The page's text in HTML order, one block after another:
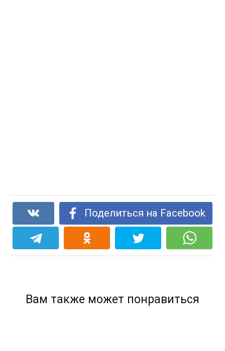
Поделиться на Facebook
Вам также может понравиться